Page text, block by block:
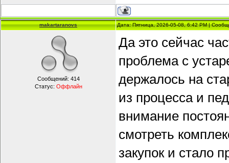
makartaranovs Дата: Пятница, 2026-05-08, 6:42 PM |
Сообщений: 414
Статус: Оффлайн
Да это сейчас
проблема с
держалось на
из процесса и
внимание
смотреть
закупок и стало